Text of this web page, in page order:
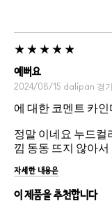
예뻐요
2024/08/15 dalipan 경
에 대한 코멘트 카인
정말 이네요 누드컬
낌 동동 뜨지 않아
자세한 내용은
이 제품을 추천합니다